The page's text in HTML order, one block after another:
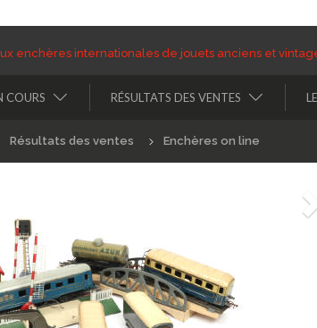
COURS RÉSULTATS DES VENTES
Résultats des ventes Enchères on line